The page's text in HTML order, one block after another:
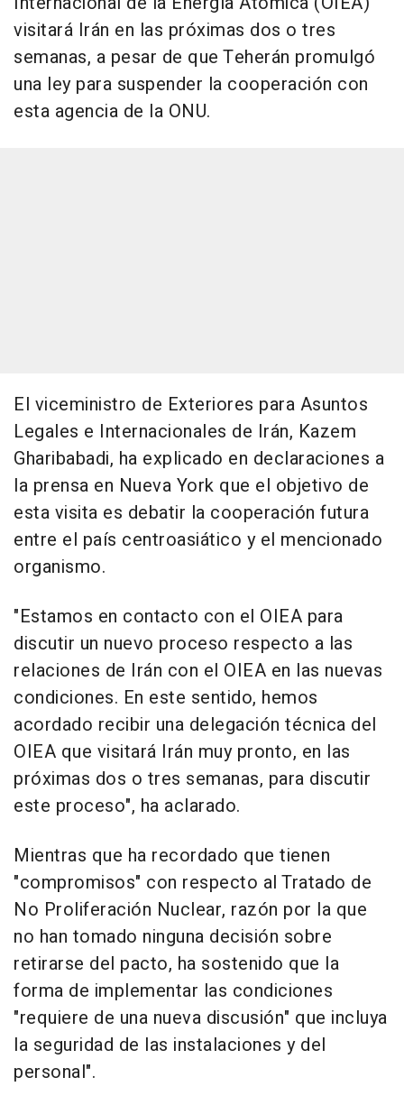
visitará Irán en las próximas dos o tres
semanas, a pesar de que Teherán promulgó
una ley para suspender la cooperación con
esta agencia de la ONU.
El viceministro de Exteriores para Asuntos
Legales e Internacionales de Irán, Kazem
Gharibabadi, ha explicado en declaraciones a
la prensa en Nueva York que el objetivo de
esta visita es debatir la cooperación futura
entre el país centroasiático y el mencionado
organismo.
"Estamos en contacto con el OIEA para
discutir un nuevo proceso respecto a las
relaciones de Irán con el OIEA en las nuevas
condiciones. En este sentido, hemos
acordado recibir una delegación técnica del
OIEA que visitará Irán muy pronto, en las
próximas dos o tres semanas, para discutir
este proceso", ha aclarado.
Mientras que ha recordado que tienen
"compromisos" con respecto al Tratado de
No Proliferación Nuclear, razón por la que
no han tomado ninguna decisión sobre
retirarse del pacto, ha sostenido que la
forma de implementar las condiciones
"requiere de una nueva discusión" que incluya
la seguridad de las instalaciones y del
personal".